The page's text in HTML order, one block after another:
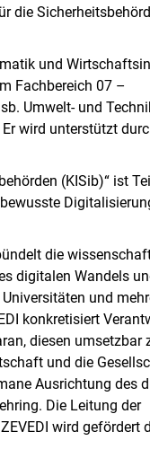
die
und
Fachbereich 07 –
Umwelt- und
wird unterstützt
(KISib)“ ist
die
digitalen Wandels
und
konkretisiert
diesen umsetzbar
und die
Ausrichtung des
Die Leitung der
wird gefördert